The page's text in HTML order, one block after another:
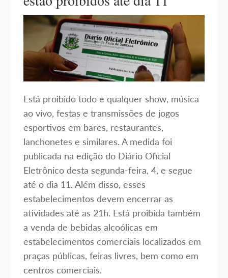
Está proibido todo e qualquer show, música
ao vivo, festas e transmissões de jogos
esportivos em bares, restaurantes,
lanchonetes e similares. A medida foi
publicada na edição do Diário Oficial
Eletrônico desta segunda-feira, 4, e segue
até o dia 11. Além disso, esses
estabelecimentos devem encerrar as
atividades até as 21h. Está proibida também
a venda de bebidas alcoólicas em
estabelecimentos comerciais localizados em
praças públicas, feiras livres, bem como em
centros comerciais.